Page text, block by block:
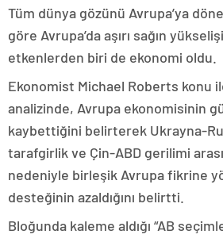
Tüm dünya gözünü Avrupa’ya
göre Avrupa’da aşırı sağın
etkenlerden biri de ekonomi oldu.
Ekonomist Michael Roberts konu
analizinde, Avrupa ekonomisinin
kaybettiğini belirterek Ukrayna-
tarafgirlik ve Çin-ABD gerilimi
nedeniyle birleşik Avrupa fikrine
desteğinin azaldığını belirtti.
Bloğunda kaleme aldığı “AB